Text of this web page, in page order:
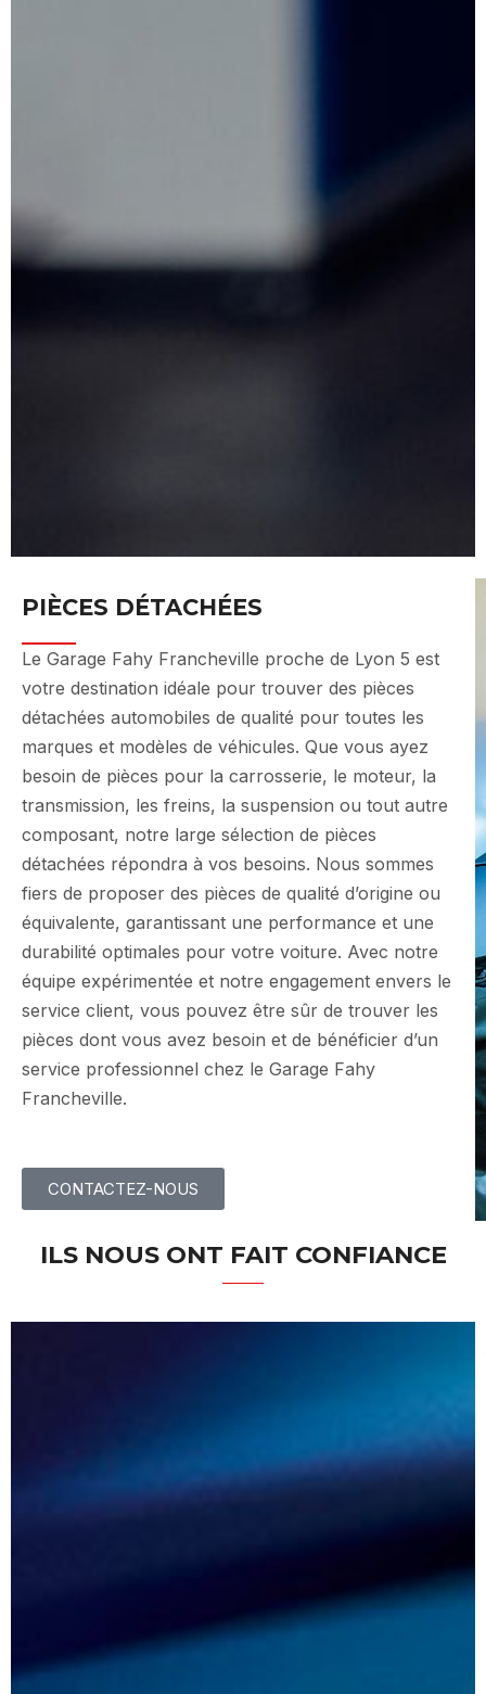
PIÈCES DÉTACHÉES
Le Garage Fahy Francheville proche de Lyon 5 est
votre destination idéale pour trouver des pièces
détachées automobiles de qualité pour toutes les
marques et modèles de véhicules. Que vous ayez
besoin de pièces pour la carrosserie, le moteur, la
transmission, les freins, la suspension ou tout autre
composant, notre large sélection de pièces
détachées répondra à vos besoins. Nous sommes
fiers de proposer des pièces de qualité d’origine ou
équivalente, garantissant une performance et une
durabilité optimales pour votre voiture. Avec notre
équipe expérimentée et notre engagement envers le
service client, vous pouvez être sûr de trouver les
pièces dont vous avez besoin et de bénéficier d’un
service professionnel chez le Garage Fahy
Francheville.
CONTACTEZ-NOUS
ILS NOUS ONT FAIT CONFIANCE